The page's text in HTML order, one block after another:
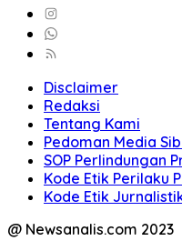
Disclaimer
Redaksi
Tentang Kami
Pedoman Media
SOP Perlindungan
Kode Etik Perilaku
Kode Etik
@ Newsanalis.com 2023